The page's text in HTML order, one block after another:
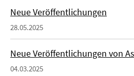
Neue Veröffentlichungen
28.05.2025
Neue Veröffentlichungen von
04.03.2025